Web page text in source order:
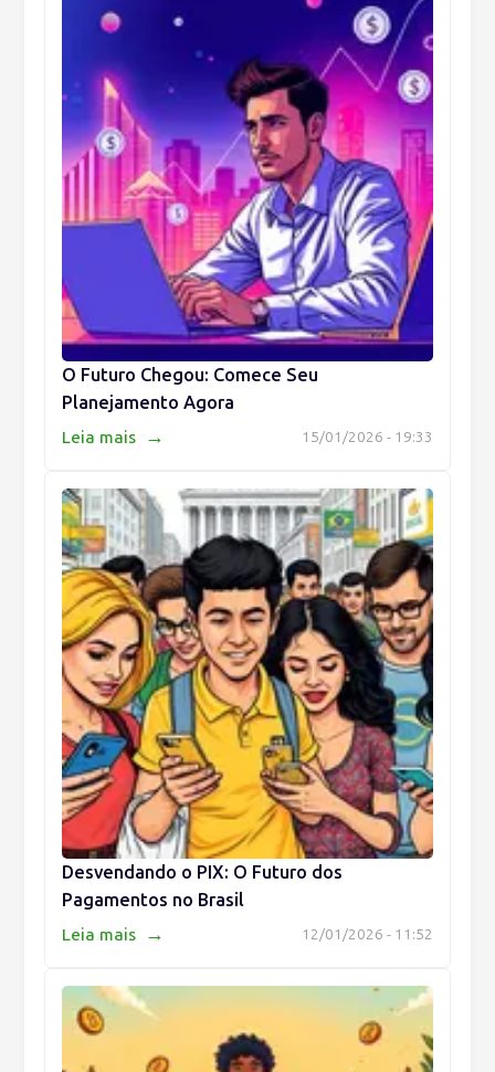
O Futuro Chegou: Comece Seu
Planejamento Agora
15/01/2026 - 19:33
Leia mais →
Desvendando o PIX: O Futuro dos
Pagamentos no Brasil
12/01/2026 - 11:52
Leia mais →